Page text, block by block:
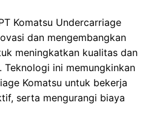
Komatsu Undercarriage
dan mengembangkan
meningkatkan kualitas dan
ini memungkinkan
Komatsu untuk bekerja
serta mengurangi biaya